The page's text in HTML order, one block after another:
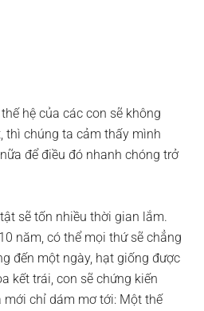
hệ của các con sẽ không
thì chúng ta cảm thấy mình
để điều đó nhanh chóng trở
sẽ tốn nhiều thời gian lắm.
năm, có thể mọi thứ sẽ chẳng
đến một ngày, hạt giống được
kết trái, con sẽ chứng kiến
mới chỉ dám mơ tới: Một thế